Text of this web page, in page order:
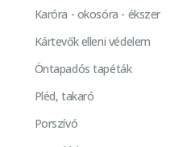
Karóra - okosóra - ékszer
Kártevők elleni védelem
Öntapadós tapéták
Pléd, takaró
Porszívó